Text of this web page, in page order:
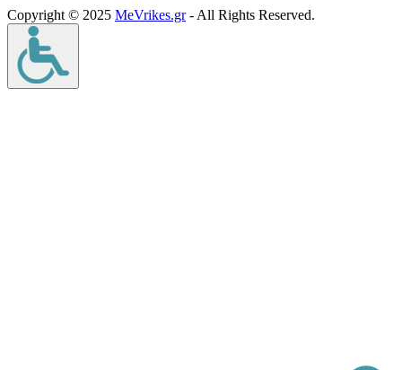
Copyright © 2025 MeVrikes.gr- All Rights Reserved.